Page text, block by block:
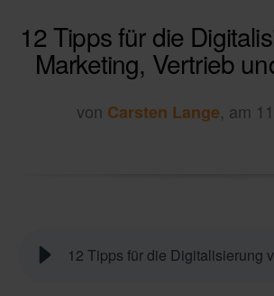
12 Tipps für die
Marketing, Vertrieb
von Carsten Lange, am